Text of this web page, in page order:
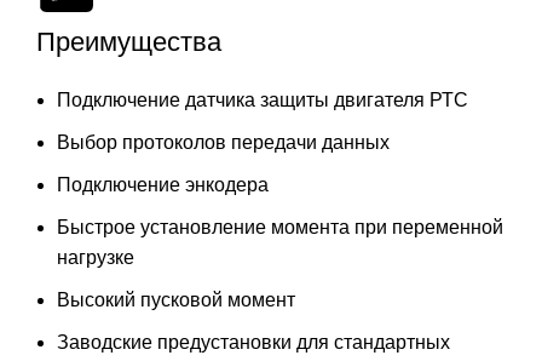
Преимущества
Подключение датчика защиты двигателя РТС
Выбор протоколов передачи данных
Подключение энкодера
Быстрое установление момента при переменной
нагрузке
Высокий пусковой момент
Заводские предустановки для стандартных